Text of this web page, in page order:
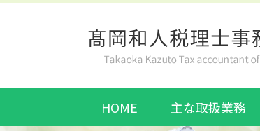
HOME 主な取扱業務